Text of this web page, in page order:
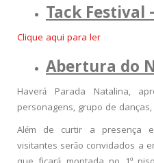
Tack Festival
Clique aqui para ler
Abertura do
Haverá Parada Natalina,
personagens, grupo de
Além de curtir a presença
visitantes serão convidados a